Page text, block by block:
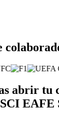
abrir tu